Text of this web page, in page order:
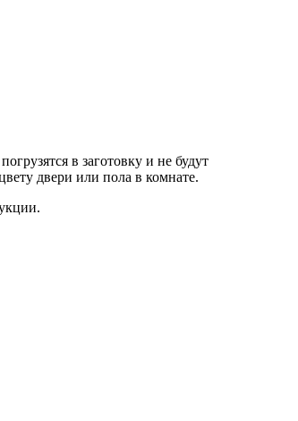
в заготовку и не будут
двери или пола в комнате.